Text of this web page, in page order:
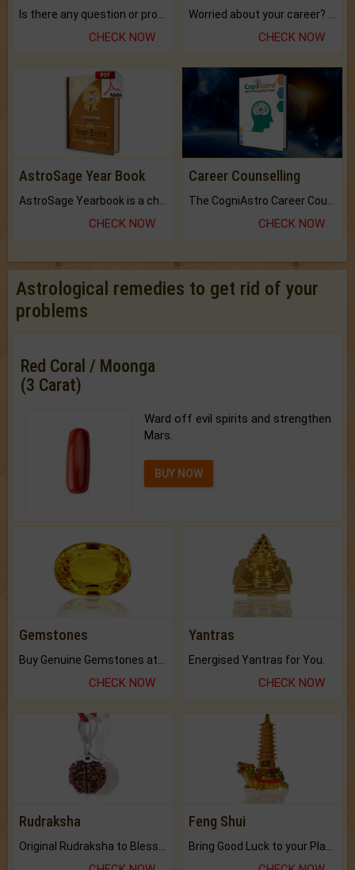
CHECK NOW CHECK NOW
AstroSage Year Book
CHECK NOW
Career Counselling
CHECK NOW
Astrological remedies to get rid of your
problems
Red Coral / Moonga
(3 Carat)
Ward off evil spirits and strengthen
Mars.
BUY NOW
Gemstones
CHECK NOW
Yantras
Energised Yantras for You.
CHECK NOW
Rudraksha Feng Shui